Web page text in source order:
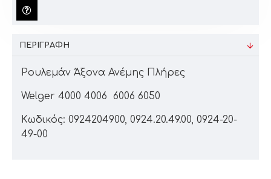
ΠΕΡΙΓΡΑΦΉ
Ρουλεμάν Άξονα Ανέμης Πλήρες
Welger 4000 4006 6006 6050
Κωδικός: 0924204900, 0924.20.49.00, 0924-20-
49-00